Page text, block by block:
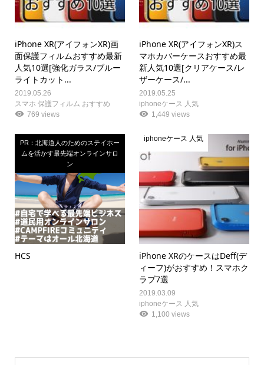
iPhone XR(アイフォンXR)画
面保護フィルムおすすめ最新
人気10選[強化ガラス/ブルー
ライトカット...
2019.05.26
スマホ 保護フィルム おすすめ
769 views
iPhone XR(アイフォンXR)ス
マホカバーケースおすすめ最
新人気10選[クリアケース/レ
ザーケース/...
2019.05.25
iphoneケース 人気
1,449 views
PR：北海道人のためのステイホー
ムを活かす最先端オンラインサロ
ン
HCS
iphoneケース 人気
iPhone XRのケースはDeff(デ
ィーフ)がおすすめ！スマホク
ラブ7選
2019.03.09
iphoneケース 人気
1,100 views